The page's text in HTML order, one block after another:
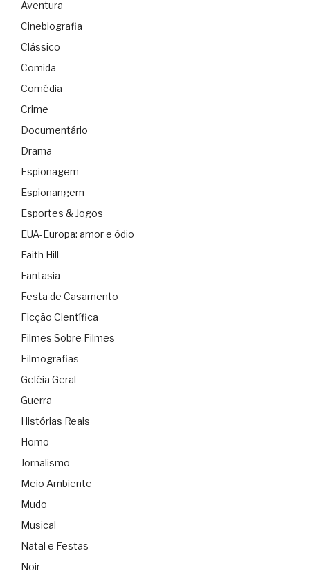
Aventura
Cinebiografia
Clássico
Comida
Comédia
Crime
Documentário
Drama
Espionagem
Espionangem
Esportes & Jogos
EUA-Europa: amor e ódio
Faith Hill
Fantasia
Festa de Casamento
Ficção Científica
Filmes Sobre Filmes
Filmografias
Geléia Geral
Guerra
Histórias Reais
Homo
Jornalismo
Meio Ambiente
Mudo
Musical
Natal e Festas
Noir